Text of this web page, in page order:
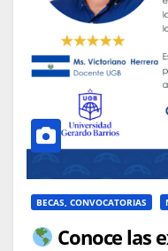
BECAS, CONVOCATORIAS
Conoce las